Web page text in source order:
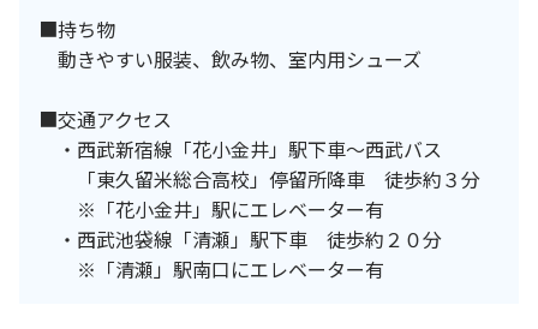
■持ち物
動きやすい服装、飲み物、室内用シューズ
■交通アクセス
・西武新宿線「花小金井」駅下車～西武バス
「東久留米総合高校」停留所降車 徒歩約３分
※「花小金井」駅にエレベーター有
・西武池袋線「清瀬」駅下車 徒歩約２０分
※「清瀬」駅南口にエレベーター有